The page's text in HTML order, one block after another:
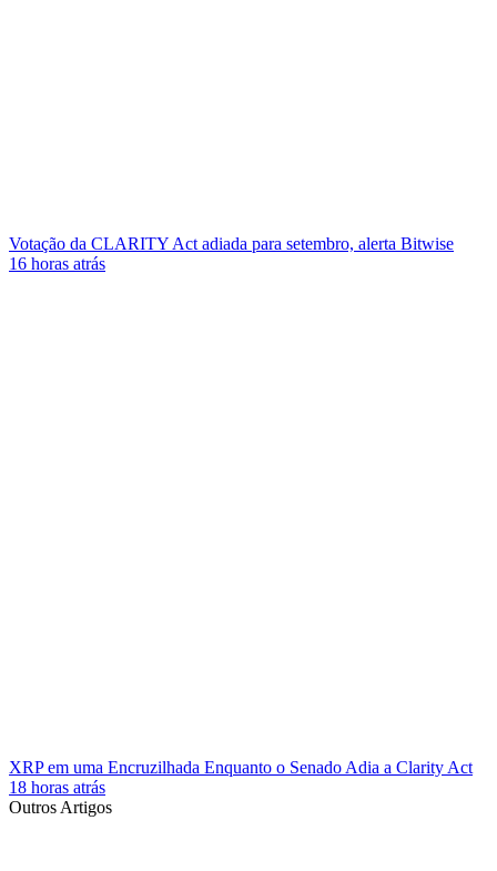
Votação da CLARITY Act adiada para setembro, alerta Bitwise
16 horas atrás
XRP em uma Encruzilhada Enquanto o Senado Adia a Clarity Act
18 horas atrás
Outros Artigos